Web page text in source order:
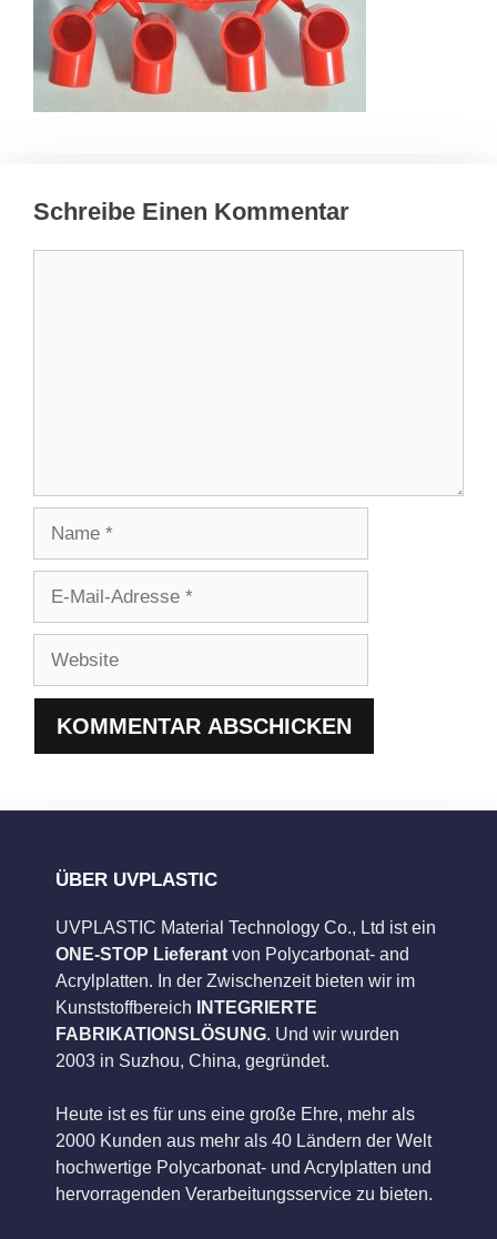
Schreibe Einen Kommentar
Adresse
ÜBER UVPLASTIC
UVPLASTIC Material Technology Co., Ltd ist ein
ONE-STOP Lieferant von Polycarbonat- and
Acrylplatten. In der Zwischenzeit bieten wir im
Kunststoffbereich
INTEGRIERTE
FABRIKATIONSLÖSUNG. Und wir wurden
2003 in Suzhou, China, gegründet.
Heute ist es für uns eine große Ehre, mehr als
2000 Kunden aus mehr als 40 Ländern der Welt
hochwertige Polycarbonat- und Acrylplatten und
hervorragenden Verarbeitungsservice zu bieten.